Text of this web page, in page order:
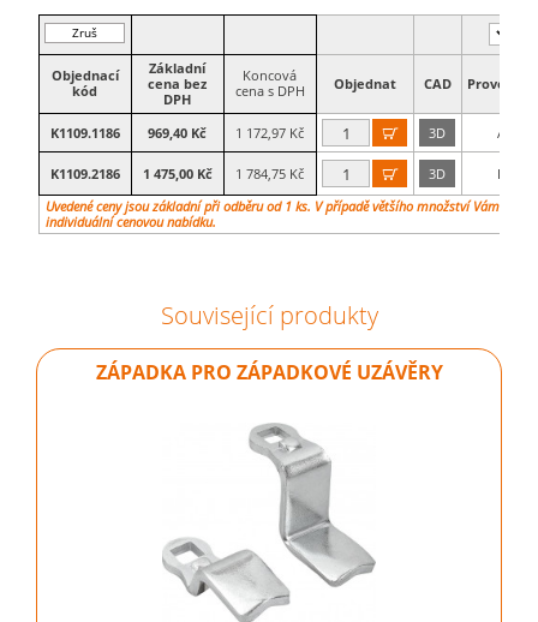
Zruš
filtr
Objednací
kód
Základní
cena bez
DPH
Koncová
cena s DPH
Objednat CAD Provedení
K1109.1186 969,40 Kč 1 172,97 Kč  3D A
K1109.2186 1 475,00 Kč 1 784,75 Kč  3D
B
Uvedené ceny jsou základní při odběru od 1 ks. V případě většího množství Vám
individuální cenovou nabídku.
Související produkty
ZÁPADKA PRO ZÁPADKOVÉ UZÁVĚRY